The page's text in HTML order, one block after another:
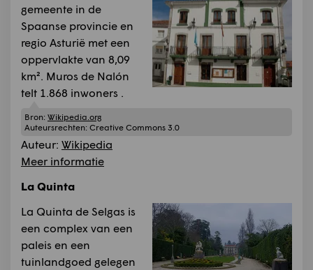
gemeente in de
Spaanse provincie en
regio Asturië met een
oppervlakte van 8,09
km². Muros de Nalón
telt 1.868 inwoners .
Bron: Wikipedia.org
Auteursrechten: Creative Commons 3.0
Auteur: Wikipedia
Meer informatie
La Quinta
La Quinta de Selgas is
een complex van een
paleis en een
tuinlandgoed gelegen